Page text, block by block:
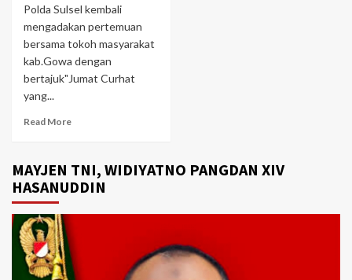
Polda Sulsel kembali
mengadakan pertemuan
bersama tokoh masyarakat
kab.Gowa dengan
bertajuk"Jumat Curhat
yang...
Read More
MAYJEN TNI, WIDIYATNO PANGDAN XIV
HASANUDDIN